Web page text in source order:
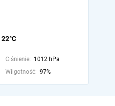
22°C
Ciśnienie: 1012 hPa
Wilgotność: 97%